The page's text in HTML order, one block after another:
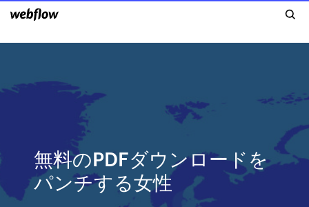
無料のPDFダウンロードを
パンチする女性